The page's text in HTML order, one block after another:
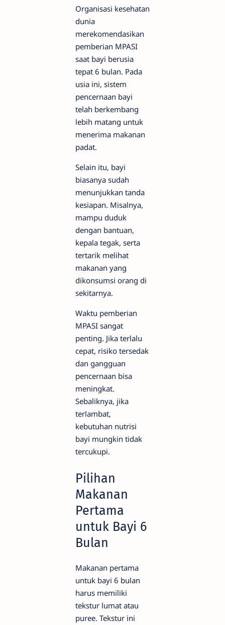
Organisasi kesehatan
dunia
merekomendasikan
pemberian MPASI
saat bayi berusia
tepat 6 bulan. Pada
usia ini, sistem
pencernaan bayi
telah berkembang
lebih matang untuk
menerima makanan
padat.
Selain itu, bayi
biasanya sudah
menunjukkan tanda
kesiapan. Misalnya,
mampu duduk
dengan bantuan,
kepala tegak, serta
tertarik melihat
makanan yang
dikonsumsi orang di
sekitarnya.
Waktu pemberian
MPASI sangat
penting. Jika terlalu
cepat, risiko tersedak
dan gangguan
pencernaan bisa
meningkat.
Sebaliknya, jika
terlambat,
kebutuhan nutrisi
bayi mungkin tidak
tercukupi.
Pilihan
Makanan
Pertama
untuk Bayi 6
Bulan
Makanan pertama
untuk bayi 6 bulan
harus memiliki
tekstur lumat atau
puree. Tekstur ini